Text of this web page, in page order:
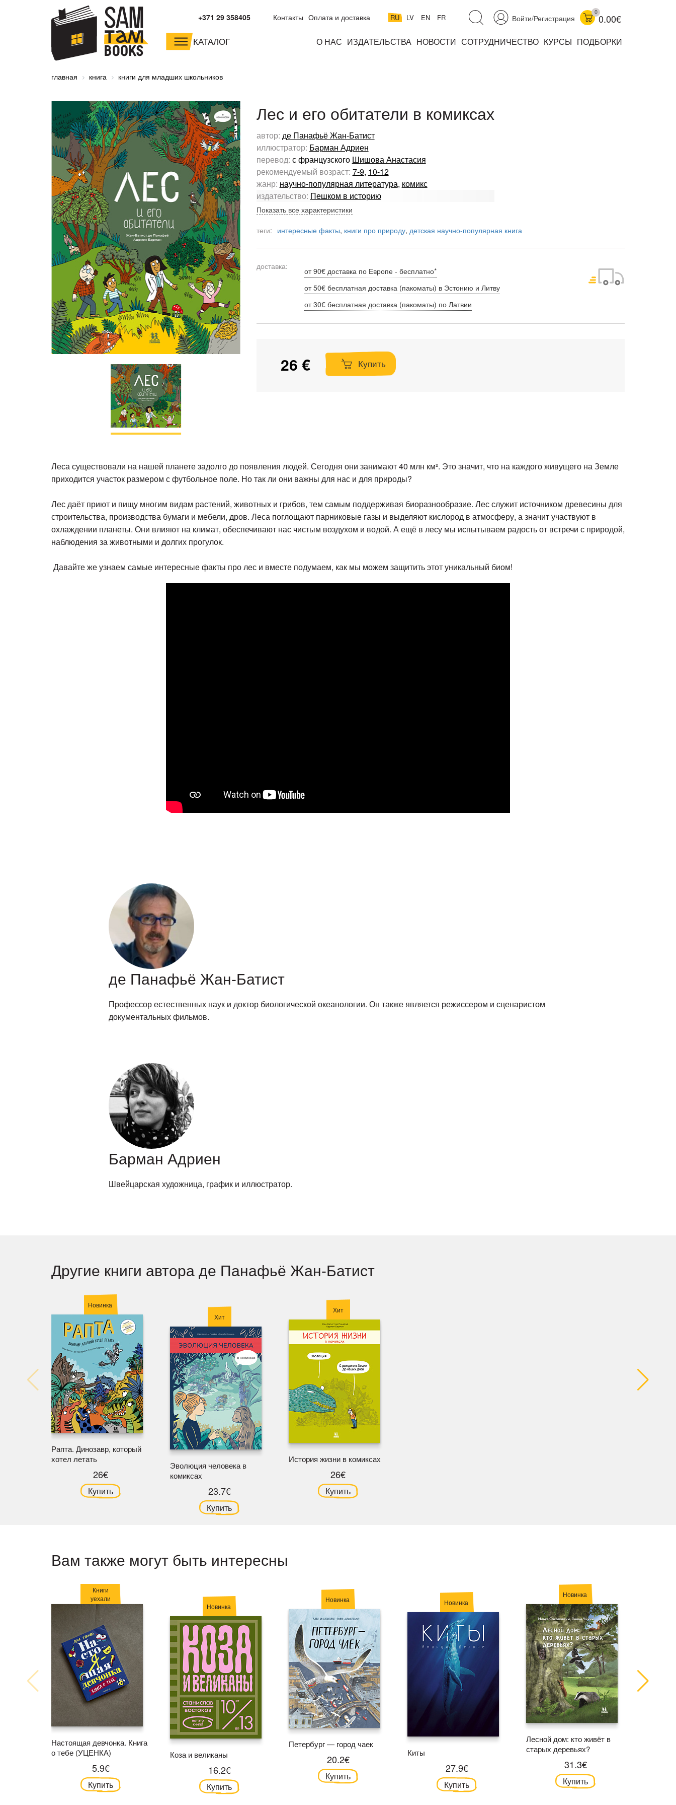
Войти/Регистрация
0
0.00€
RU LV EN FR
Контакты Оплата и доставка
+371 29 358405
КАТАЛОГ О НАС ИЗДАТЕЛЬСТВА НОВОСТИ СОТРУДНИЧЕСТВО КУРСЫ ПОДБОРКИ
малышам и
дошкольникам
младшим школьникам
главная книга книги для младших школьников
Лес и его обитатели в комиксах
автор: де Панафьё Жан-Батист
иллюстратор: Барман Адриен
перевод: с французского Шишова Анастасия
рекомендуемый возраст: 7-9, 10-12
жанр: научно-популярная литература, комикс
издательство: Пешком в историю
Показать все характеристики
теги: интересные факты, книги про природу, детская научно-популярная книга
доставка:
от 90€ доставка по Европе - бесплатно*
от 50€ бесплатная доставка (пакоматы) в Эстонию и Литву
от 30€ бесплатная доставка (пакоматы) по Латвии
26 € Купить
Леса существовали на нашей планете задолго до появления людей. Сегодня они занимают 40 млн км². Это значит, что на каждого живущего на Земле
приходится участок размером с футбольное поле. Но так ли они важны для нас и для природы?
Лес даёт приют и пищу многим видам растений, животных и грибов, тем самым поддерживая биоразнообразие. Лес служит источником древесины для
строительства, производства бумаги и мебели, дров. Леса поглощают парниковые газы и выделяют кислород в атмосферу, а значит участвуют в
охлаждении планеты. Они влияют на климат, обеспечивают нас чистым воздухом и водой. А ещё в лесу мы испытываем радость от встречи с природой,
наблюдения за животными и долгих прогулок.
Давайте же узнаем самые интересные факты про лес и вместе подумаем, как мы можем защитить этот уникальный биом!
де Панафьё Жан-Батист
Профессор естественных наук и доктор биологической океанологии. Он также является режиссером и сценаристом
документальных фильмов.
Барман Адриен
Швейцарская художница, график и иллюстратор.
Другие книги автора де Панафьё Жан-Батист
Новинка
Рапта. Динозавр, который
хотел летать
26€
Купить
Хит
Эволюция человека в
комиксах
23.7€
Купить
Хит
История жизни в комиксах
26€
Купить
Вам также могут быть интересны
Книги
уехали
Настоящая девчонка. Книга
о тебе (УЦЕНКА)
5.9€
Купить
Новинка
Коза и великаны
16.2€
Купить
Новинка
Петербург — город чаек
20.2€
Купить
Новинка
Киты
27.9€
Купить
Новинка
Лесной дом: кто живёт в
старых деревьях?
31.3€
Купить